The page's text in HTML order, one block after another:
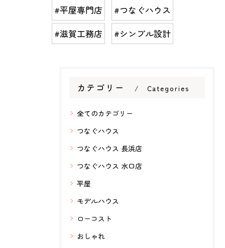
#平屋専門店
#つなぐハウス
#滋賀工務店
#シンプル設計
カテゴリー Categories
全てのカテゴリー
つなぐハウス
つなぐハウス 長浜店
つなぐハウス 水口店
平屋
モデルハウス
ローコスト
おしゃれ